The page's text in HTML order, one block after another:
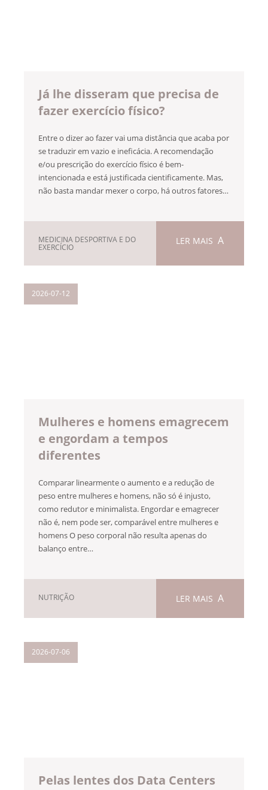
Já lhe disseram que precisa de
fazer exercício físico?
Entre o dizer ao fazer vai uma distância que acaba por
se traduzir em vazio e ineficácia. A recomendação
e/ou prescrição do exercício físico é bem-
intencionada e está justificada cientificamente. Mas,
não basta mandar mexer o corpo, há outros fatores…
MEDICINA DESPORTIVA E DO
EXERCÍCIO
LER MAIS
2026-07-12
Mulheres e homens emagrecem
e engordam a tempos
diferentes
Comparar linearmente o aumento e a redução de
peso entre mulheres e homens, não só é injusto,
como redutor e minimalista. Engordar e emagrecer
não é, nem pode ser, comparável entre mulheres e
homens O peso corporal não resulta apenas do
balanço entre…
NUTRIÇÃO LER MAIS
2026-07-06
Pelas lentes dos Data Centers